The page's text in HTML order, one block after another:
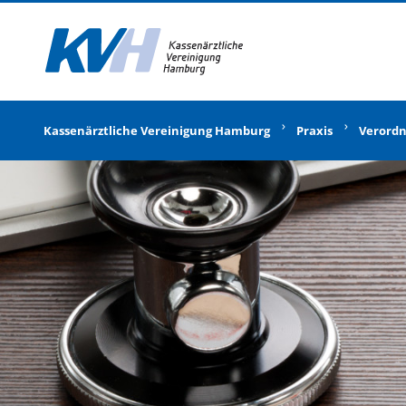
Kassenärztliche Vereinigung Hamburg Praxis